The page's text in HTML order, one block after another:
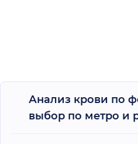
Анализ крови по
выбор по метро и